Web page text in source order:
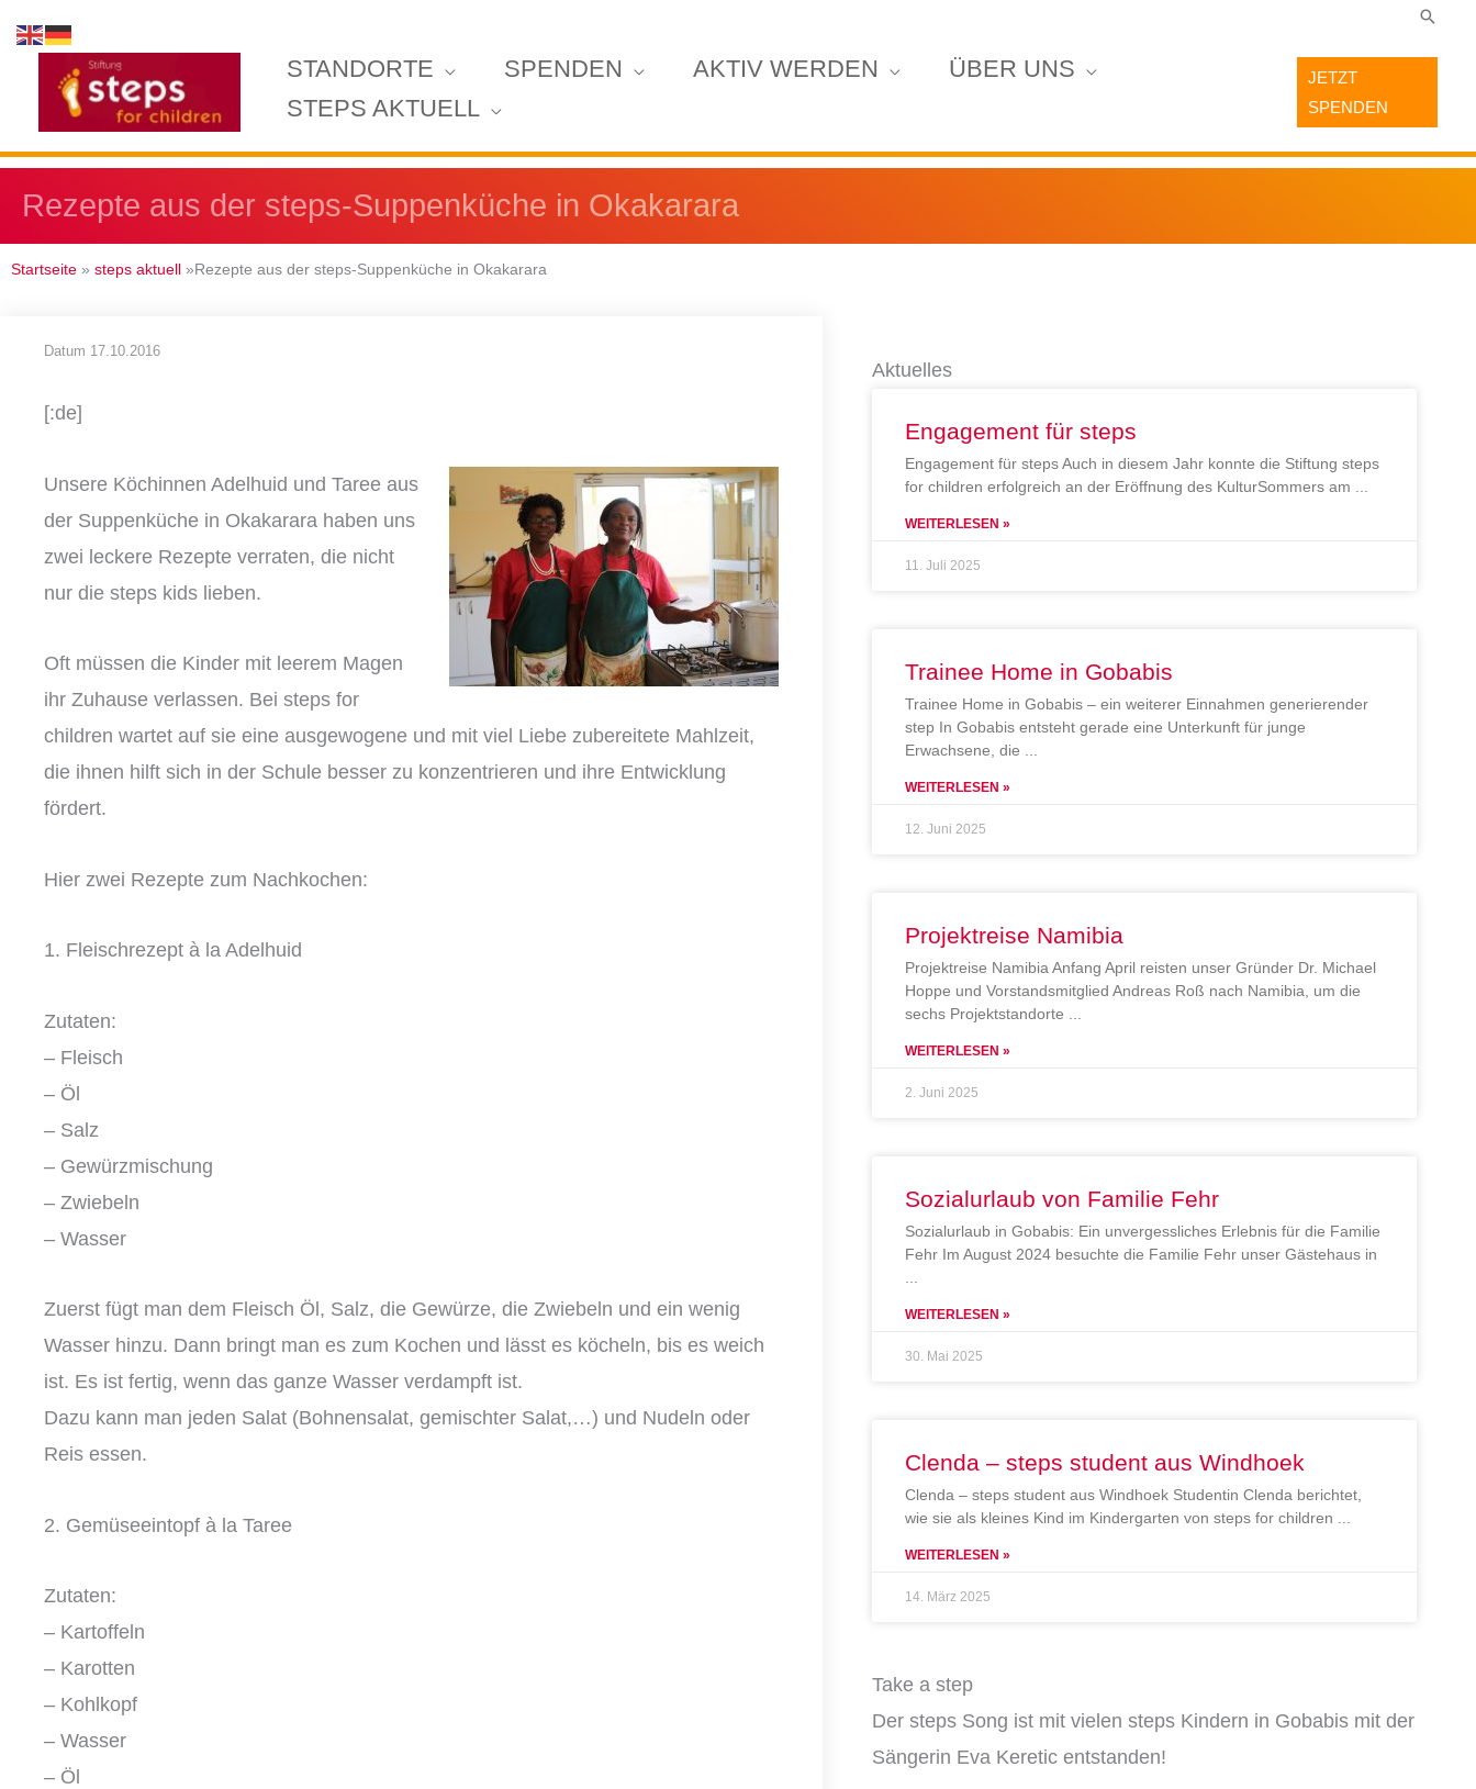
Inhalt
springen
STANDORTE SPENDEN AKTIV WERDEN
ÜBER UNS
STEPS AKTUELL
JETZT
SPENDEN
Rezepte aus der steps-Suppenküche in Okakarara
Startseite » steps aktuell »Rezepte aus der steps-Suppenküche in Okakarara
Datum 17.10.2016
[:de]
Unsere Köchinnen Adelhuid und Taree aus
der Suppenküche in Okakarara haben uns
zwei leckere Rezepte verraten, die nicht
nur die steps kids lieben.
Oft müssen die Kinder mit leerem Magen
ihr Zuhause verlassen. Bei steps for
children wartet auf sie eine ausgewogene und mit viel Liebe zubereitete Mahlzeit,
die ihnen hilft sich in der Schule besser zu konzentrieren und ihre Entwicklung
fördert.
Hier zwei Rezepte zum Nachkochen:
1. Fleischrezept à la Adelhuid
Zutaten:
– Fleisch
– Öl
– Salz
– Gewürzmischung
– Zwiebeln
– Wasser
Zuerst fügt man dem Fleisch Öl, Salz, die Gewürze, die Zwiebeln und ein wenig
Wasser hinzu. Dann bringt man es zum Kochen und lässt es köcheln, bis es weich
ist. Es ist fertig, wenn das ganze Wasser verdampft ist.
Dazu kann man jeden Salat (Bohnensalat, gemischter Salat,…) und Nudeln oder
Reis essen.
2. Gemüseeintopf à la Taree
Zutaten:
– Kartoffeln
– Karotten
– Kohlkopf
– Wasser
– Öl
Aktuelles
Engagement für steps
Engagement für steps Auch in diesem Jahr konnte die Stiftung steps
for children erfolgreich an der Eröffnung des KulturSommers am
WEITERLESEN »
11. Juli 2025
Trainee Home in Gobabis
Trainee Home in Gobabis – ein weiterer Einnahmen generierender
step In Gobabis entsteht gerade eine Unterkunft für junge
Erwachsene, die
WEITERLESEN »
12. Juni 2025
Projektreise Namibia
Projektreise Namibia Anfang April reisten unser Gründer Dr. Michael
Hoppe und Vorstandsmitglied Andreas Roß nach Namibia, um die
sechs Projektstandorte
WEITERLESEN »
2. Juni 2025
Sozialurlaub von Familie Fehr
Sozialurlaub in Gobabis: Ein unvergessliches Erlebnis für die Familie
Fehr Im August 2024 besuchte die Familie Fehr unser Gästehaus in
WEITERLESEN »
30. Mai 2025
Clenda – steps student aus Windhoek
Clenda – steps student aus Windhoek Studentin Clenda berichtet,
wie sie als kleines Kind im Kindergarten von steps for children
WEITERLESEN »
14. März 2025
Take a step
Der steps Song ist mit vielen steps Kindern in Gobabis mit der
Sängerin Eva Keretic entstanden!